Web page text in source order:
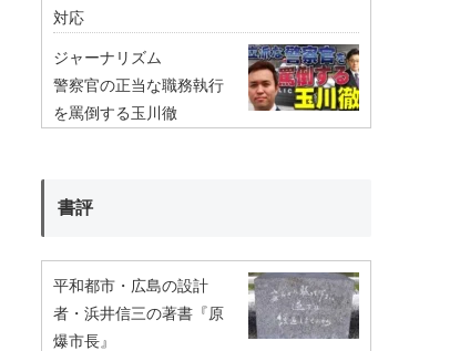
対応
ジャーナリズム
警察官の正当な職務執行
を罵倒する玉川徹
書評
平和都市・広島の設計
者・浜井信三の著書『原
爆市長』